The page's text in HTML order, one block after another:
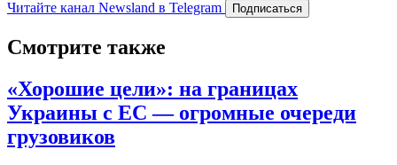
Читайте канал Newsland в Telegram Подписаться
Смотрите также
«Хорошие цели»: на границах
Украины с ЕС — огромные очереди
грузовиков